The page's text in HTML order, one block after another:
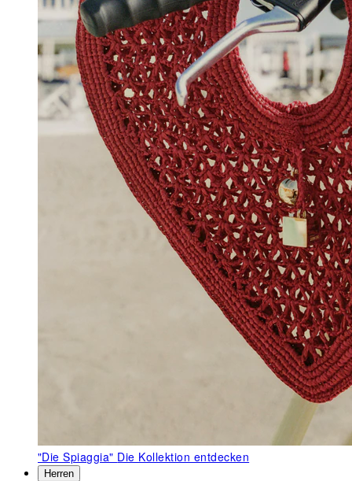
"Die Spiaggia" Die Kollektion entdecken
Herren